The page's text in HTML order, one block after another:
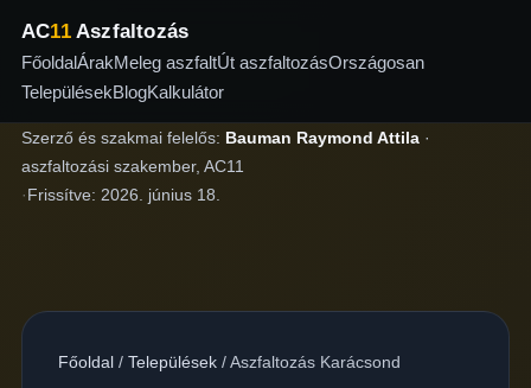
AC11Aszfaltozás
FőoldalÁrakMeleg aszfaltÚt aszfaltozásOrszágosan
TelepülésekBlogKalkulátor
Szerző és szakmai felelős: Bauman Raymond Attila·
aszfaltozási szakember, AC11
·Frissítve: 2026. június 18.
Főoldal/ Települések/Aszfaltozás Karácsond